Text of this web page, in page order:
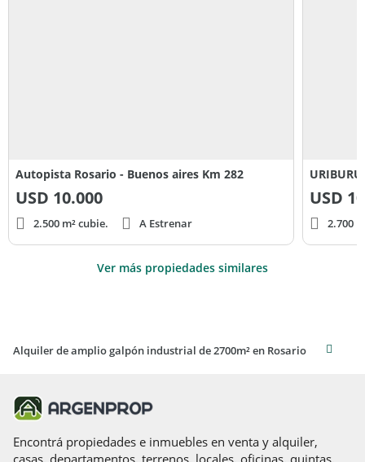
Autopista Rosario - Buenos aires Km 282
USD 10.000
2.500 m² cubie. A Estrenar
USD
2.700
Ver más propiedades similares
Alquiler de amplio galpón industrial de 2700m² en Rosario
Encontrá propiedades e inmuebles en venta y alquiler,
casas, departamentos, terrenos, locales, oficinas, quintas,